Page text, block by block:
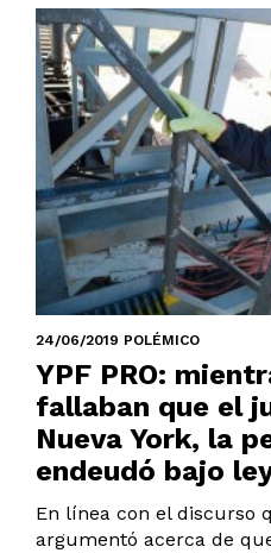
24/06/2019 POLÉMICO
YPF PRO:
fallaban que el
Nueva York, la
endeudó bajo
En línea con el discurso
argumentó acerca de